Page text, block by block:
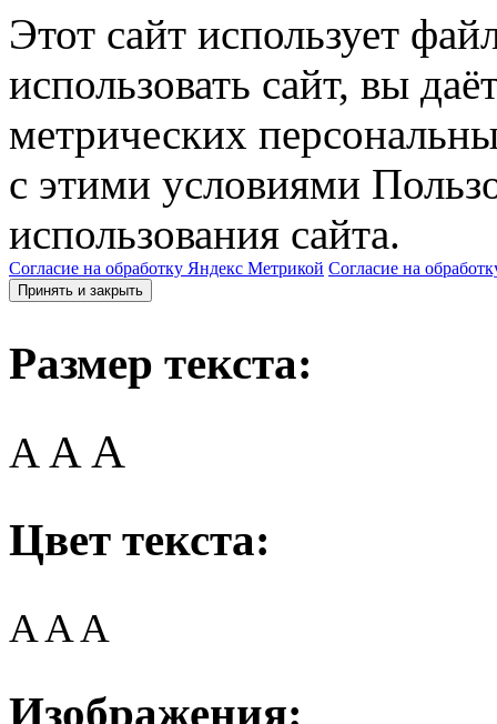
Этот сайт использует
использовать сайт, вы
метрических
с этими условиями
использования сайта.
Согласие на обработку Яндекс Метрикой Согласие на
Принять и закрыть
Размер текста:
A AA
Цвет текста:
AAA
Изображения: